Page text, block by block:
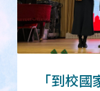
「到校